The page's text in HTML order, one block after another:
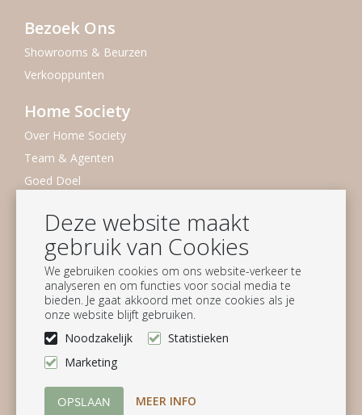
Deze website maakt
gebruik van Cookies
We gebruiken cookies om ons website-verkeer te
analyseren en om functies voor social media te
bieden. Je gaat akkoord met onze cookies als je
onze website blijft gebruiken.
Noodzakelijk
Statistieken
Marketing
MEER INFO
Bezoek Ons
Showrooms & Beurzen
Verkooppunten
Home Society
Over Home Society
Team & Agenten
Goed Doel
Vacatures
Nieuwsbrief
Blijf op de hoogte
Volg ons